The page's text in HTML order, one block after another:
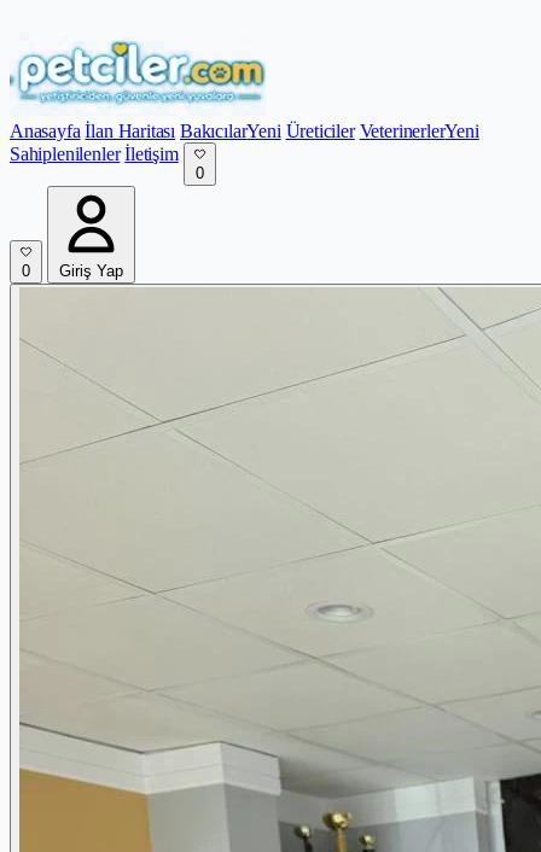
Anasayfa İlan Haritası BakıcılarYeni Üreticiler VeterinerlerYeni
Sahiplenilenler İletişim
0
0 Giriş Yap